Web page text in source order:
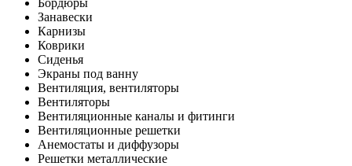
Бордюры
Занавески
Карнизы
Коврики
Сиденья
Экраны под ванну
Вентиляция, вентиляторы
Вентиляторы
Вентиляционные каналы и фитинги
Вентиляционные решетки
Анемостаты и диффузоры
Решетки металлические